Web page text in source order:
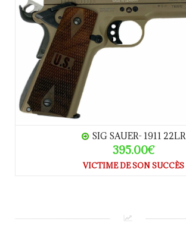
SIG SAUER- 1911 22LR
395.00€
VICTIME DE SON SUCCÈS